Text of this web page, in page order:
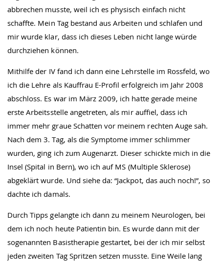
abbrechen musste, weil ich es physisch einfach nicht
schaffte. Mein Tag bestand aus Arbeiten und schlafen und
mir wurde klar, dass ich dieses Leben nicht lange würde
durchziehen können.
Mithilfe der IV fand ich dann eine Lehrstelle im Rossfeld, wo
ich die Lehre als Kauffrau E-Profil erfolgreich im Jahr 2008
abschloss. Es war im März 2009, ich hatte gerade meine
erste Arbeitsstelle angetreten, als mir auffiel, dass ich
immer mehr graue Schatten vor meinem rechten Auge sah.
Nach dem 3. Tag, als die Symptome immer schlimmer
wurden, ging ich zum Augenarzt. Dieser schickte mich in die
Insel (Spital in Bern), wo ich auf MS (Multiple Sklerose)
abgeklärt wurde. Und siehe da: “Jackpot, das auch noch!”, so
dachte ich damals.
Durch Tipps gelangte ich dann zu meinem Neurologen, bei
dem ich noch heute Patientin bin. Es wurde dann mit der
sogenannten Basistherapie gestartet, bei der ich mir selbst
jeden zweiten Tag Spritzen setzen musste. Eine Weile lang